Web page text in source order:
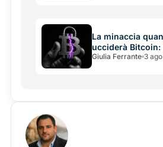
La minaccia
ucciderà Bitcoin:
potrebbe essere
Giulia Ferrante 3